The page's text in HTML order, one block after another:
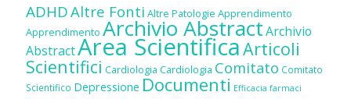
ADHDAltre Fonti Altre Patologie Apprendimento
Apprendimento Archivio AbstractArchivio
AbstractArea ScientificaArticoli
Scientifici Cardiologia Cardiologia Comitato Comitato
Scientifico Depressione Documenti Efficacia farmaci